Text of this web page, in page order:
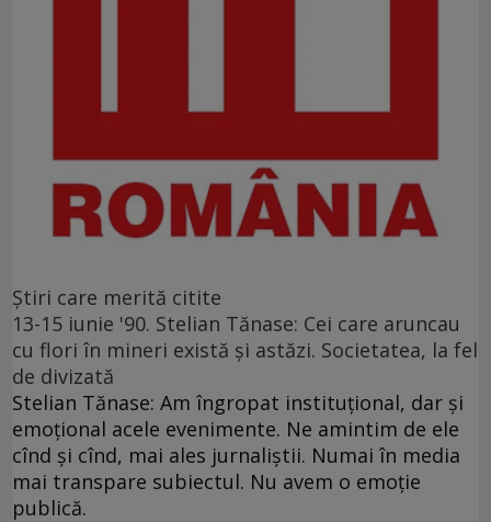
Ştiri care merită citite
13-15 iunie '90. Stelian Tănase: Cei care aruncau
cu flori în mineri există și astăzi. Societatea, la fel
de divizată
Stelian Tănase: Am îngropat instituțional, dar și
emoțional acele evenimente. Ne amintim de ele
cînd și cînd, mai ales jurnaliștii. Numai în media
mai transpare subiectul. Nu avem o emoție
publică.